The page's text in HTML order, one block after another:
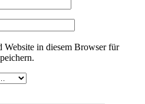
in diesem Browser für